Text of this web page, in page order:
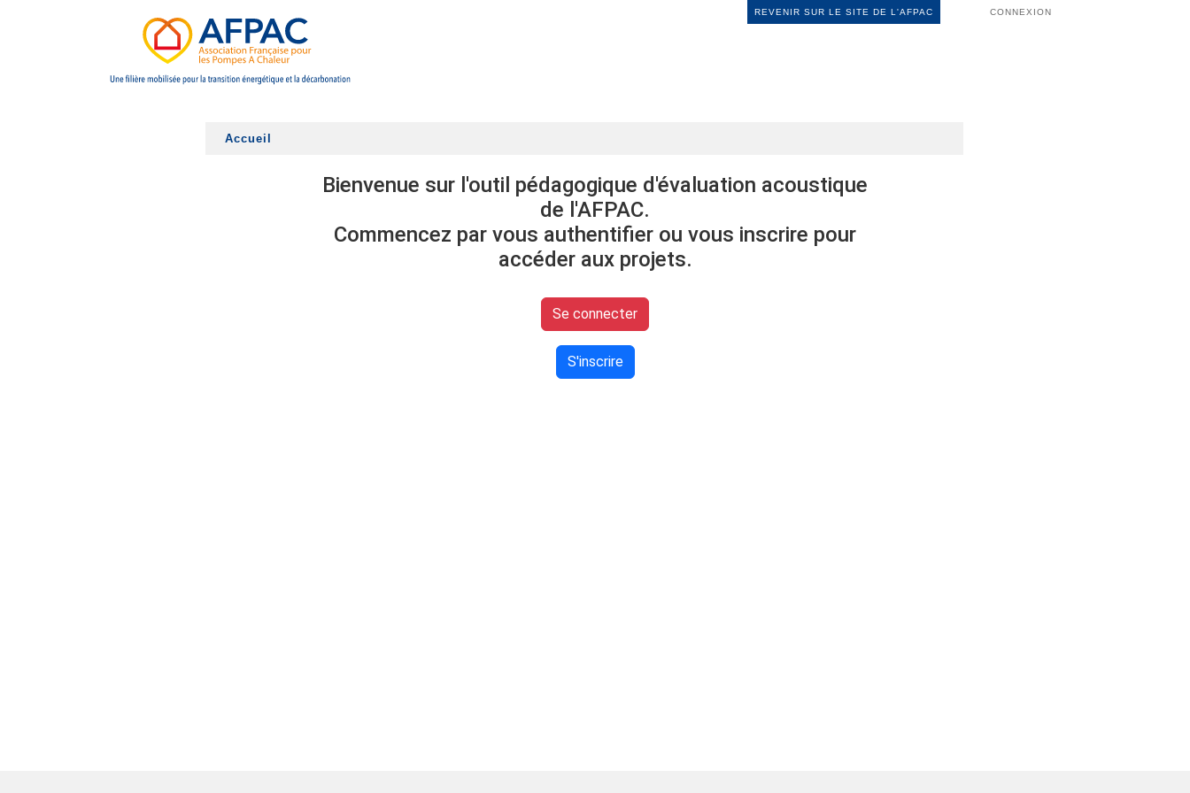
REVENIR SUR LE SITE DE L'AFPAC CONNEXION
Accueil
Bienvenue sur l'outil pédagogique d'évaluation acoustique
de l'AFPAC.
Commencez par vous authentifier ou vous inscrire pour
accéder aux projets.
Se connecter
S'inscrire